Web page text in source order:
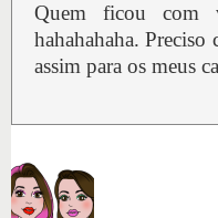
Quem ficou com
hahahahaha.
assim para os meus